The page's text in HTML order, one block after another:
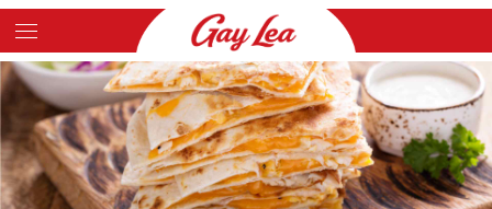
Skip
to
main
content
Main
Content